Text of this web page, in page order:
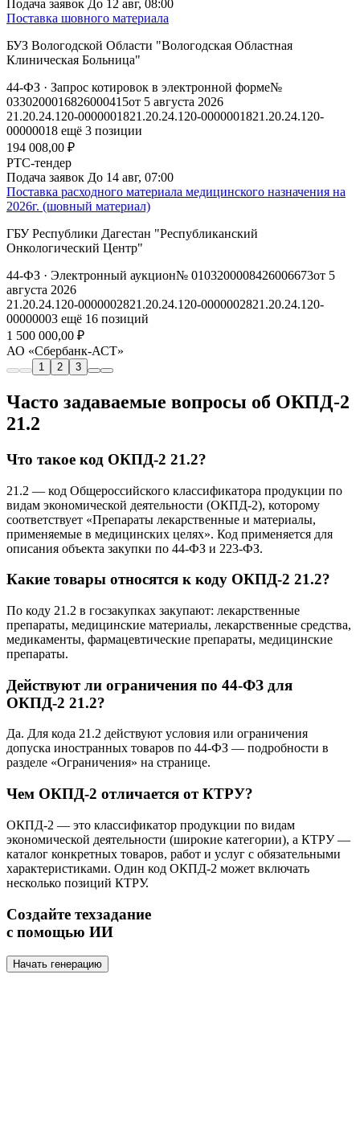
Подача заявок До 12 авг, 08:00
Поставка шовного материала
БУЗ Вологодской Области "Вологодская Областная
Клиническая Больница"
44-ФЗ · Запрос котировок в электронной форме№
0330200016826000415от 5 августа 2026
21.20.24.120-0000001821.20.24.120-0000001821.20.24.120-
00000018 ещё 3 позиции
194 008,00 ₽
РТС-тендер
Подача заявок До 14 авг, 07:00
Поставка расходного материала медицинского назначения на
2026г. (шовный материал)
ГБУ Республики Дагестан "Республиканский
Онкологический Центр"
44-ФЗ · Электронный аукцион№ 0103200008426006673от 5
августа 2026
21.20.24.120-0000002821.20.24.120-0000002821.20.24.120-
00000003 ещё 16 позиций
1 500 000,00 ₽
АО «Сбербанк-АСТ»
1 2 3
Часто задаваемые вопросы об ОКПД-2
21.2
Что такое код ОКПД-2 21.2?
21.2 — код Общероссийского классификатора продукции по
видам экономической деятельности (ОКПД-2), которому
соответствует «Препараты лекарственные и материалы,
применяемые в медицинских целях». Код применяется для
описания объекта закупки по 44-ФЗ и 223-ФЗ.
Какие товары относятся к коду ОКПД-2 21.2?
По коду 21.2 в госзакупках закупают: лекарственные
препараты, медицинские материалы, лекарственные средства,
медикаменты, фармацевтические препараты, медицинские
препараты.
Действуют ли ограничения по 44-ФЗ для
ОКПД-2 21.2?
Да. Для кода 21.2 действуют условия или ограничения
допуска иностранных товаров по 44-ФЗ — подробности в
разделе «Ограничения» на странице.
Чем ОКПД-2 отличается от КТРУ?
ОКПД-2 — это классификатор продукции по видам
экономической деятельности (широкие категории), а КТРУ —
каталог конкретных товаров, работ и услуг с обязательными
характеристиками. Один код ОКПД-2 может включать
несколько позиций КТРУ.
Создайте техзадание
с помощью ИИ
Начать генерацию